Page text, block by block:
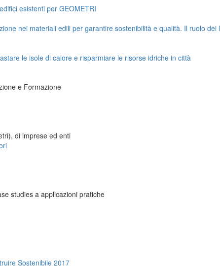
esistenti per GEOMETRI
nei materiali edili per garantire sostenibilità e qualità. Il ruolo
le isole di calore e risparmiare le risorse idriche in città
e Formazione
di imprese ed enti
studies a applicazioni pratiche
Sostenibile 2017